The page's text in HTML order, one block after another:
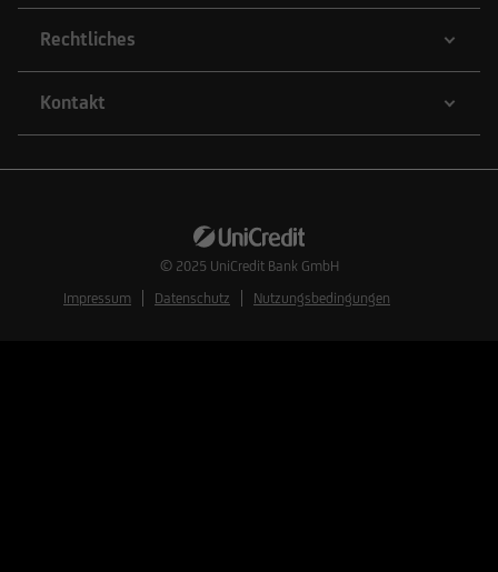
Rechtliches
Kontakt
© 2025 UniCredit Bank GmbH
Impressum
Datenschutz Nutzungsbedingungen